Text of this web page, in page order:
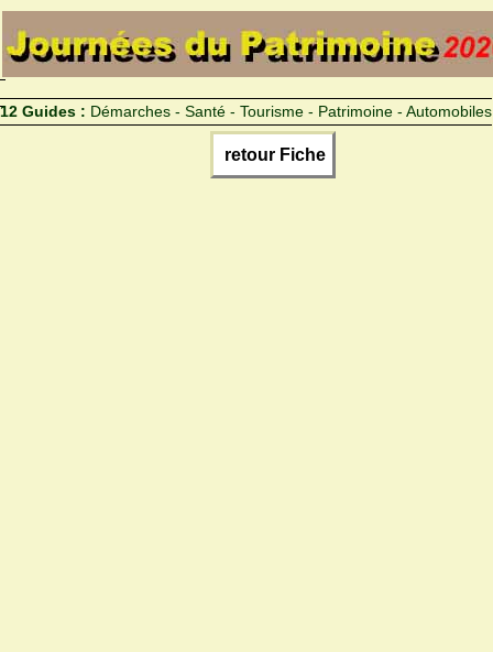
12 Guides : Démarches - Santé - Tourisme - Patrimoine - Automobiles
retour Fiche